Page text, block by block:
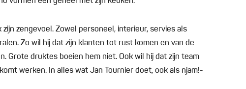
zengevoel. Zowel personeel, interieur, servies als
Zo wil hij dat zijn klanten tot rust komen en van de
Grote druktes boeien hem niet. Ook wil hij dat zijn team
werken. In alles wat Jan Tournier doet, ook als njam!-